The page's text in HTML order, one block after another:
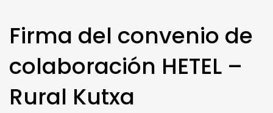
Firma del convenio de
colaboración HETEL –
Rural Kutxa